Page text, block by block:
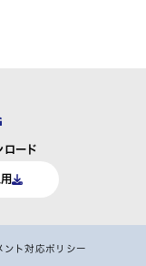
ロード
ント対応ポリシー